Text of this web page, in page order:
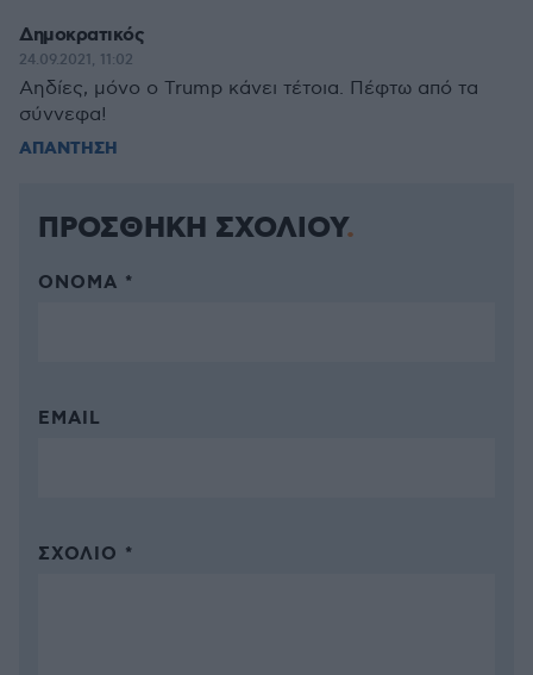
Δημοκρατικός
24.09.2021, 11:02
Αηδίες, μόνο ο Trump κάνει τέτοια. Πέφτω από τα
σύννεφα!
ΑΠΑΝΤΗΣΗ
ΠΡΟΣΘΗΚΗ ΣΧΟΛΙΟΥ
ΌΝΟΜΑ *
EMAIL
ΣΧΌΛΙΟ *